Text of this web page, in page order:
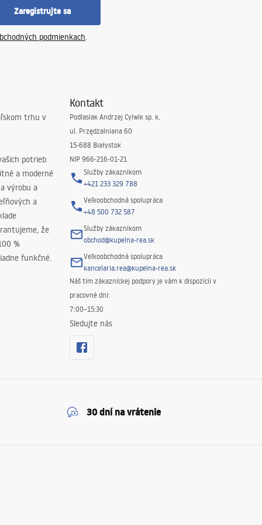
Zaregistrujte sa
podmienkach.
trhu v
potrieb
a moderné
výrobu a
a
že
%
funkčné.
Kontakt
Podlasiak Andrzej Cylwik sp. k.
ul. Przędzalniana 60
15-688 Białystok
NIP 966-216-01-21
Služby zákazníkom
+421 233 329 788
Veľkoobchodná spolupráca
+48 500 732 587
Služby zákazníkom
obchod@kupelna-rea.sk
Veľkoobchodná spolupráca
kancelaria.rea@kupelna-rea.sk
Náš tím zákazníckej podpory je vám k dispozícii v
pracovné dni:
7:00–15:30
Sledujte nás
30 dní na vrátenie